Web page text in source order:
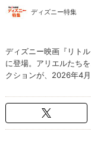
ディズニー特集
ディズニー映画『リト
に登場。アリエルたち
クションが、2026年4